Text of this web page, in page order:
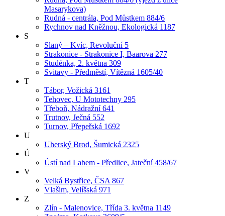
Masarykova)
Rudná - centrála, Pod Můstkem 884/6
Rychnov nad Kněžnou, Ekologická 1187
S
Slaný – Kvíc, Revoluční 5
Strakonice - Strakonice I, Baarova 277
Studénka, 2. května 309
Svitavy - Předměstí, Vítězná 1605/40
T
Tábor, Vožická 3161
Tehovec, U Mototechny 295
Třeboň, Nádražní 641
Trutnov, Ječná 552
Turnov, Přepeřská 1692
U
Uherský Brod, Šumická 2325
Ú
Ústí nad Labem - Předlice, Jateční 458/67
V
Velká Bystřice, ČSA 867
Vlašim, Velíšská 971
Z
Zlín - Malenovice, Třída 3. května 1149